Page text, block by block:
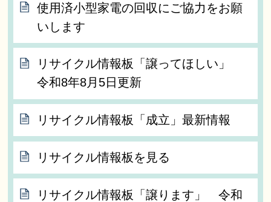
使用済小型家電の回収にご協力をお願
いします
リサイクル情報板「譲ってほしい」
令和8年8月5日更新
リサイクル情報板「成立」最新情報
リサイクル情報板を見る
リサイクル情報板「譲ります」 令和